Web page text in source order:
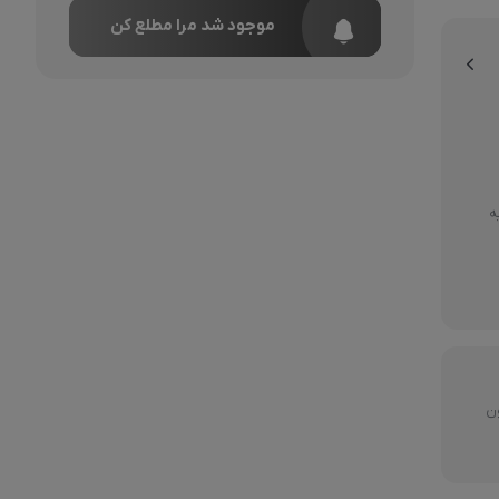
7 میلیون
موجود شد مرا مطلع کن